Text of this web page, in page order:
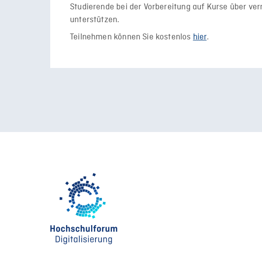
Studierende bei der Vorbereitung auf Kurse über
unterstützen.
Teilnehmen können Sie kostenlos hier.